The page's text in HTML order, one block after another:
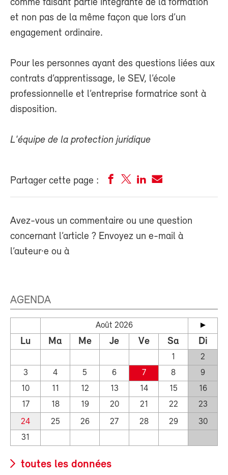
comme faisant partie intégrante de la formation
et non pas de la même façon que lors d’un
engagement ordinaire.
Pour les personnes ayant des questions liées aux
contrats d’apprentissage, le SEV, l’école
professionnelle et l’entreprise formatrice sont à
disposition.
L'équipe de la protection juridique
Partager cette page :
Avez-vous un commentaire ou une question
concernant l’article ? Envoyez un e-mail à
l’auteur·e ou à
AGENDA
Août 2026
Lu Ma Me Je Ve Sa Di
1
2
3
4 5 6 7 8
9
10
11 12 13 14 15
16
17
18 19 20 21 22
23
24
25 26 27 28 29
30
31
toutes les données